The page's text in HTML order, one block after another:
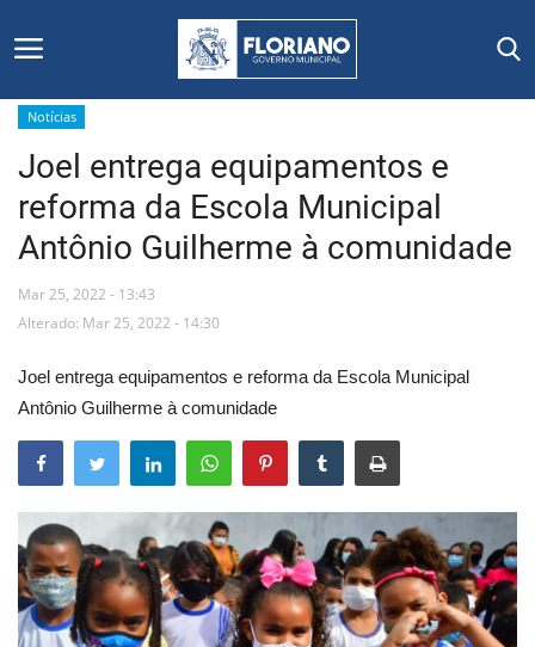
Início
Editais
Floriano
Mural de Licitações
Notícias
Vídeos
Webmail
Notícias
Joel entrega equipamentos e
reforma da Escola Municipal
Antônio Guilherme à comunidade
Mar 25, 2022 - 13:43
Alterado: Mar 25, 2022 - 14:30
Joel entrega equipamentos e reforma da Escola Municipal
Antônio Guilherme à comunidade